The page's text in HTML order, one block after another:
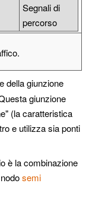
Segnali di
percorso
della giunzione
giunzione
(la caratteristica
e utilizza sia ponti
è la combinazione
semi